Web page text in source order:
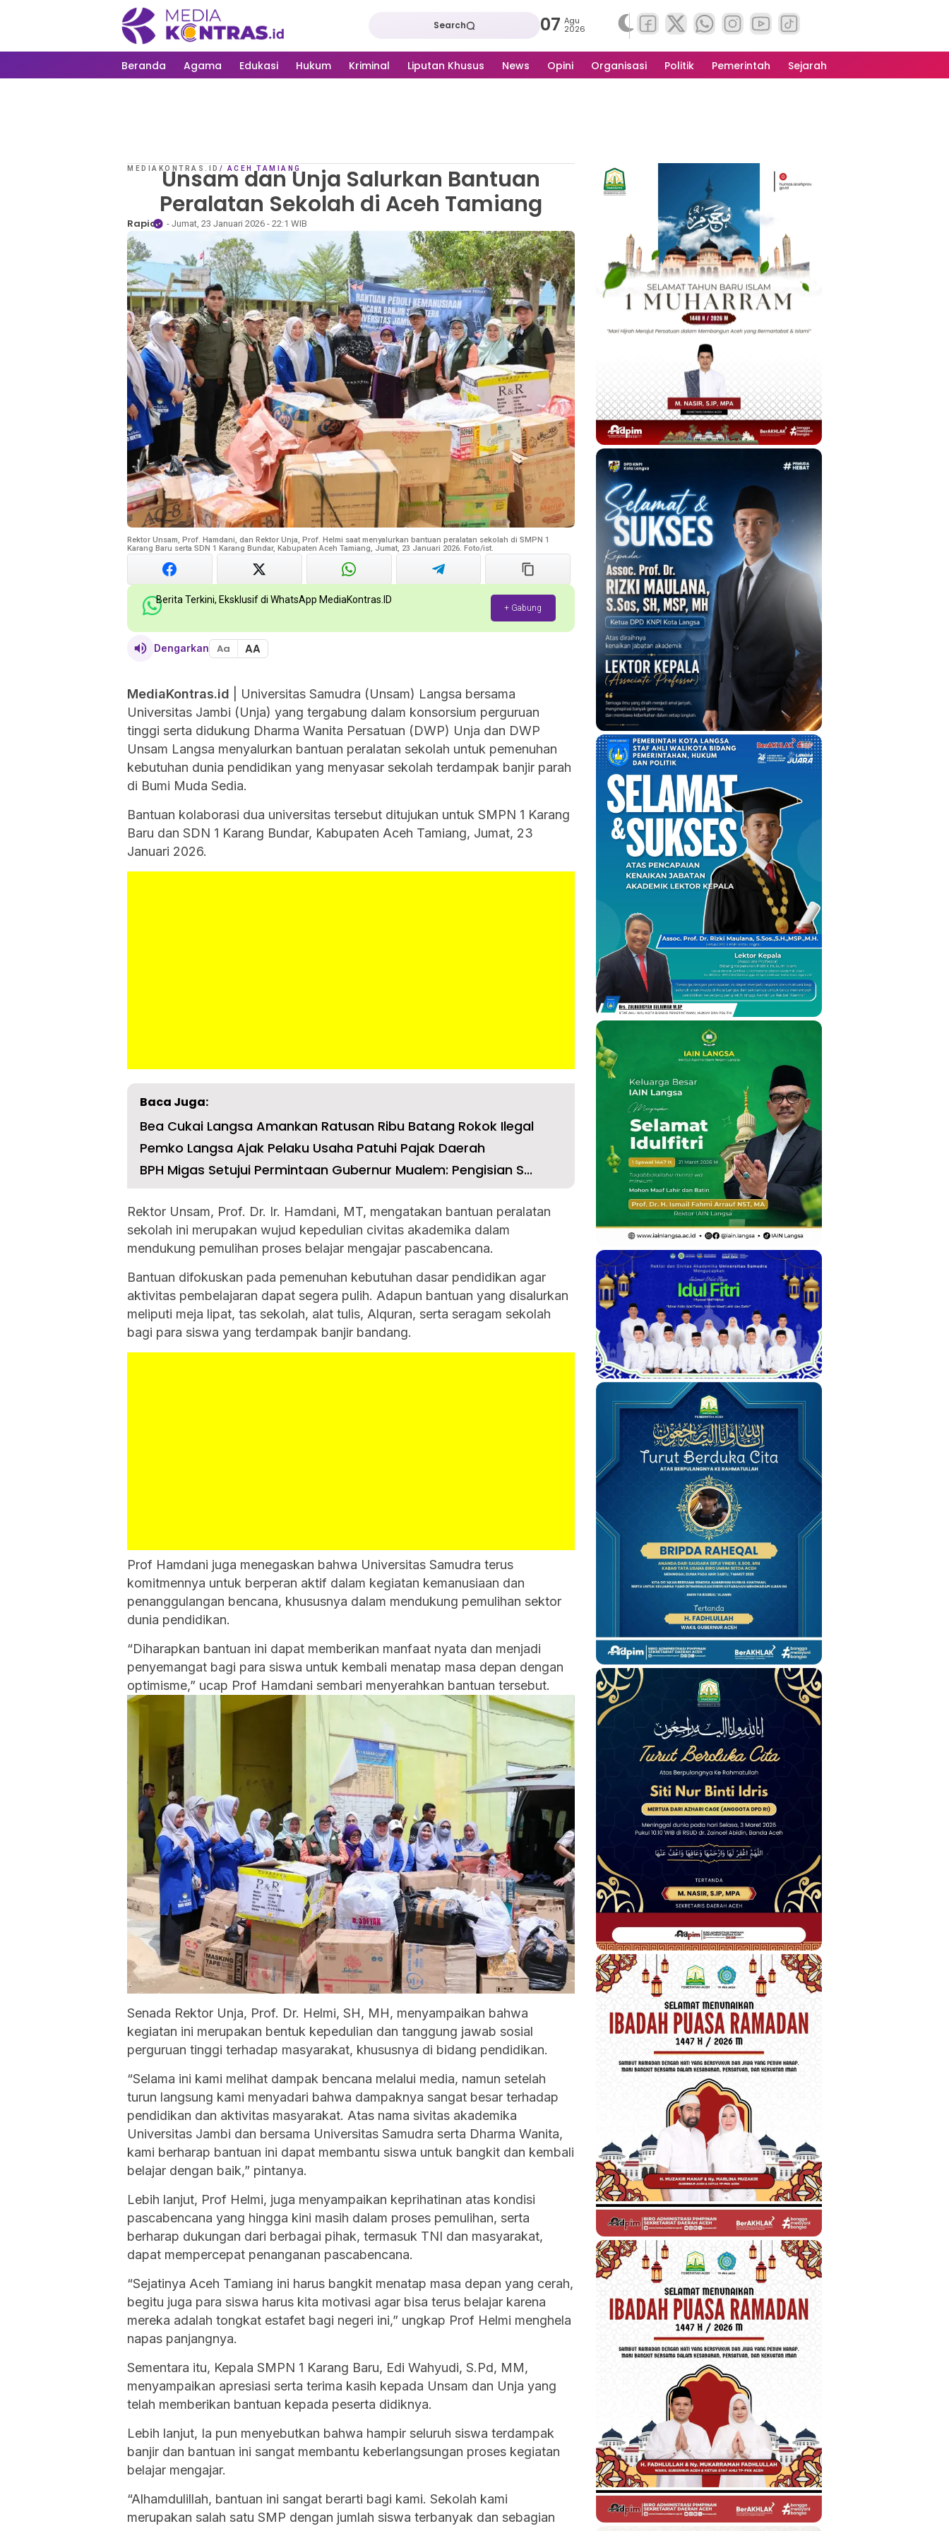
Search 07 Agu
2026
Beranda Agama Edukasi Hukum Kriminal Liputan Khusus News Opini Organisasi Politik Pemerintah Sejarah
MEDIAKONTRAS.ID / ACEH TAMIANG
Unsam dan Unja Salurkan Bantuan
Peralatan Sekolah di Aceh Tamiang
Rapian - Jumat, 23 Januari 2026 - 22:1 WIB
Rektor Unsam, Prof. Hamdani, dan Rektor Unja, Prof. Helmi saat menyalurkan bantuan peralatan sekolah di SMPN 1
Karang Baru serta SDN 1 Karang Bundar, Kabupaten Aceh Tamiang, Jumat, 23 Januari 2026. Foto/ist.
Berita Terkini, Eksklusif di WhatsApp MediaKontras.ID
+ Gabung
Dengarkan Aa AA
MediaKontras.id | Universitas Samudra (Unsam) Langsa bersama
Universitas Jambi (Unja) yang tergabung dalam konsorsium perguruan
tinggi serta didukung Dharma Wanita Persatuan (DWP) Unja dan DWP
Unsam Langsa menyalurkan bantuan peralatan sekolah untuk pemenuhan
kebutuhan dunia pendidikan yang menyasar sekolah terdampak banjir parah
di Bumi Muda Sedia.
Bantuan kolaborasi dua universitas tersebut ditujukan untuk SMPN 1 Karang
Baru dan SDN 1 Karang Bundar, Kabupaten Aceh Tamiang, Jumat, 23
Januari 2026.
Baca Juga:
Bea Cukai Langsa Amankan Ratusan Ribu Batang Rokok Ilegal
Pemko Langsa Ajak Pelaku Usaha Patuhi Pajak Daerah
BPH Migas Setujui Permintaan Gubernur Mualem: Pengisian S...
Rektor Unsam, Prof. Dr. Ir. Hamdani, MT, mengatakan bantuan peralatan
sekolah ini merupakan wujud kepedulian civitas akademika dalam
mendukung pemulihan proses belajar mengajar pascabencana.
Bantuan difokuskan pada pemenuhan kebutuhan dasar pendidikan agar
aktivitas pembelajaran dapat segera pulih. Adapun bantuan yang disalurkan
meliputi meja lipat, tas sekolah, alat tulis, Alquran, serta seragam sekolah
bagi para siswa yang terdampak banjir bandang.
Prof Hamdani juga menegaskan bahwa Universitas Samudra terus
komitmennya untuk berperan aktif dalam kegiatan kemanusiaan dan
penanggulangan bencana, khususnya dalam mendukung pemulihan sektor
dunia pendidikan.
“Diharapkan bantuan ini dapat memberikan manfaat nyata dan menjadi
penyemangat bagi para siswa untuk kembali menatap masa depan dengan
optimisme,” ucap Prof Hamdani sembari menyerahkan bantuan tersebut.
Senada Rektor Unja, Prof. Dr. Helmi, SH, MH, menyampaikan bahwa
kegiatan ini merupakan bentuk kepedulian dan tanggung jawab sosial
perguruan tinggi terhadap masyarakat, khususnya di bidang pendidikan.
“Selama ini kami melihat dampak bencana melalui media, namun setelah
turun langsung kami menyadari bahwa dampaknya sangat besar terhadap
pendidikan dan aktivitas masyarakat. Atas nama sivitas akademika
Universitas Jambi dan bersama Universitas Samudra serta Dharma Wanita,
kami berharap bantuan ini dapat membantu siswa untuk bangkit dan kembali
belajar dengan baik,” pintanya.
Lebih lanjut, Prof Helmi, juga menyampaikan keprihatinan atas kondisi
pascabencana yang hingga kini masih dalam proses pemulihan, serta
berharap dukungan dari berbagai pihak, termasuk TNI dan masyarakat,
dapat mempercepat penanganan pascabencana.
“Sejatinya Aceh Tamiang ini harus bangkit menatap masa depan yang cerah,
begitu juga para siswa harus kita motivasi agar bisa terus belajar karena
mereka adalah tongkat estafet bagi negeri ini,” ungkap Prof Helmi menghela
napas panjangnya.
Sementara itu, Kepala SMPN 1 Karang Baru, Edi Wahyudi, S.Pd, MM,
menyampaikan apresiasi serta terima kasih kepada Unsam dan Unja yang
telah memberikan bantuan kepada peserta didiknya.
Lebih lanjut, Ia pun menyebutkan bahwa hampir seluruh siswa terdampak
banjir dan bantuan ini sangat membantu keberlangsungan proses kegiatan
belajar mengajar.
“Alhamdulillah, bantuan ini sangat berarti bagi kami. Sekolah kami
merupakan salah satu SMP dengan jumlah siswa terbanyak dan sebagian